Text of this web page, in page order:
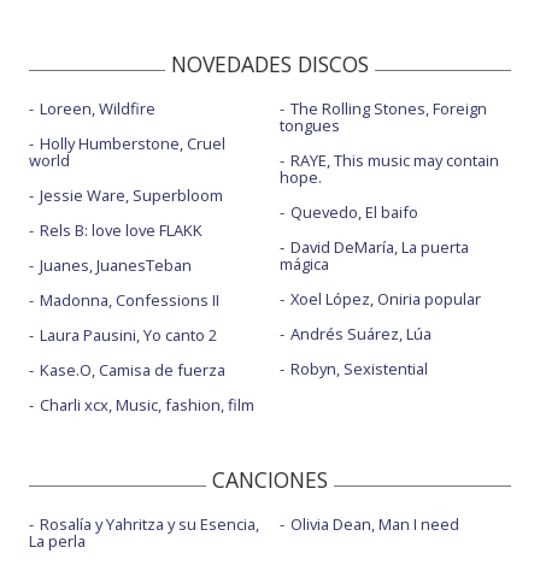
NOVEDADES DISCOS
Loreen, Wildfire
Holly Humberstone, Cruel
world
Jessie Ware, Superbloom
Rels B: love love FLAKK
Juanes, JuanesTeban
Madonna, Confessions II
Laura Pausini, Yo canto 2
Kase.O, Camisa de fuerza
Charli xcx, Music, fashion, film
The Rolling Stones, Foreign
tongues
RAYE, This music may contain
hope.
Quevedo, El baifo
David DeMaría, La puerta
mágica
Xoel López, Oniria popular
Andrés Suárez, Lúa
Robyn, Sexistential
CANCIONES
Rosalía y Yahritza y su Esencia,
La perla
Olivia Dean, Man I need